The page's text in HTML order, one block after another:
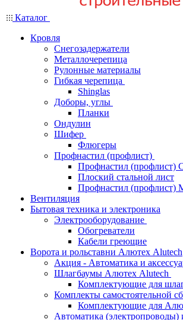
Каталог
Кровля
Снегозадержатели
Металлочерепица
Рулонные материалы
Гибкая черепица
Shinglas
Доборы, углы
Планки
Ондулин
Шифер
Флюгеры
Профнастил (профлист)
Профнастил (профлист)
Плоский стальной лист
Профнастил (профлист)
Вентиляция
Бытовая техника и электроника
Электрооборудование
Обогреватели
Кабели греющие
Ворота и рольставни Алютех Alutech
Акция - Автоматика и
Шлагбаумы Алютех Alutech
Комплектующие для
Комплекты самостоятельной
Комплектующие для
Автоматика (электропроводы)